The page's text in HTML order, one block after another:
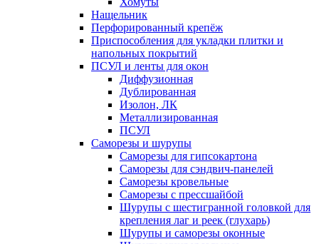
Нащельник
Перфорированный крепёж
Приспособления для укладки плитки и
напольных покрытий
ПСУЛ и ленты для окон
Диффузионная
Дублированная
Изолон, ЛК
Металлизированная
ПСУЛ
Саморезы и шурупы
Саморезы для гипсокартона
Саморезы для сэндвич-панелей
Саморезы кровельные
Саморезы с прессшайбой
Шурупы с шестигранной головкой для
крепления лаг и реек (глухарь)
Шурупы и саморезы оконные